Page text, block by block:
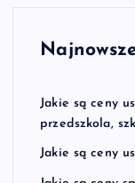
Jakie są ceny
przedszkola,
Jakie są ceny